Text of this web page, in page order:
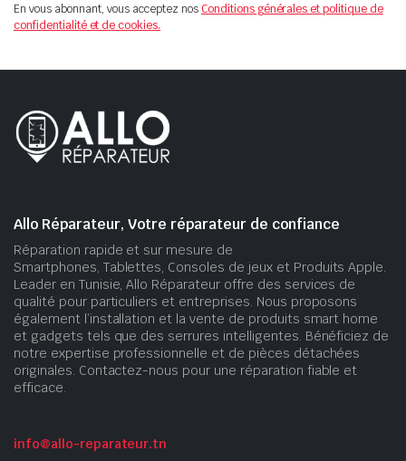
En vous abonnant, vous acceptez nosConditions générales et politique de
confidentialité et de cookies.
Allo Réparateur, Votre réparateur de confiance
Réparation rapide et sur mesure de
Smartphones, Tablettes, Consoles de jeux et Produits Apple.
Leader en Tunisie, Allo Réparateur offre des services de
qualité pour particuliers et entreprises. Nous proposons
également l’installation et la vente de produits smart home
et gadgets tels que des serrures intelligentes. Bénéficiez de
notre expertise professionnelle et de pièces détachées
originales. Contactez-nous pour une réparation fiable et
efficace.
info@allo-reparateur.tn